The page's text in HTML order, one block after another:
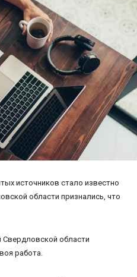
источников стало известно
области признались, что
Свердловской области
работа.